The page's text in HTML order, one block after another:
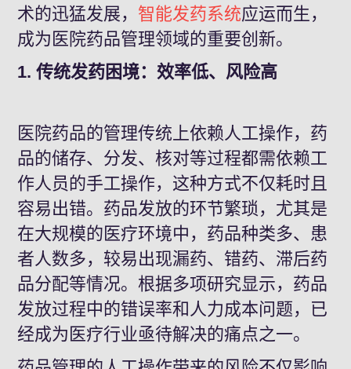
术的迅猛发展， 智能发药系统应运而生，
成为医院药品管理领域的重要创新。
1. 传统发药困境：效率低、风险高
医院药品的管理传统上依赖人工操作，药
品的储存、分发、核对等过程都需依赖工
作人员的手工操作，这种方式不仅耗时且
容易出错。药品发放的环节繁琐，尤其是
在大规模的医疗环境中，药品种类多、患
者人数多，较易出现漏药、错药、滞后药
品分配等情况。根据多项研究显示，药品
发放过程中的错误率和人力成本问题，已
经成为医疗行业亟待解决的痛点之一。